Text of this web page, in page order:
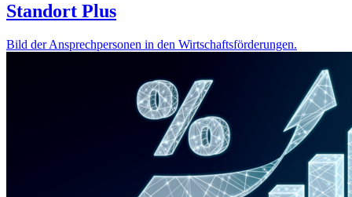
Standort Plus
Bild der Ansprechpersonen in den Wirtschaftsförderungen.